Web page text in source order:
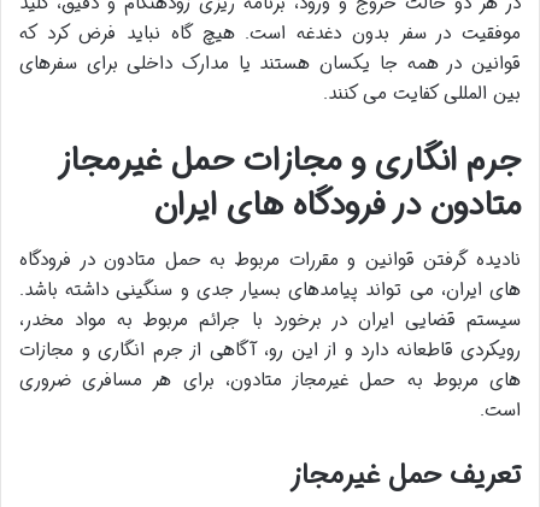
موفقیت در سفر بدون دغدغه است. هیچ گاه نباید فرض کرد که
قوانین در همه جا یکسان هستند یا مدارک داخلی برای سفرهای
بین المللی کفایت می کنند.
جرم انگاری و مجازات حمل غیرمجاز
متادون در فرودگاه های ایران
نادیده گرفتن قوانین و مقررات مربوط به حمل متادون در فرودگاه
های ایران، می تواند پیامدهای بسیار جدی و سنگینی داشته باشد.
سیستم قضایی ایران در برخورد با جرائم مربوط به مواد مخدر،
رویکردی قاطعانه دارد و از این رو، آگاهی از جرم انگاری و مجازات
های مربوط به حمل غیرمجاز متادون، برای هر مسافری ضروری
است.
تعریف حمل غیرمجاز